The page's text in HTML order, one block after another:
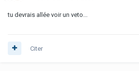
tu devrais allée voir un veto...
Citer